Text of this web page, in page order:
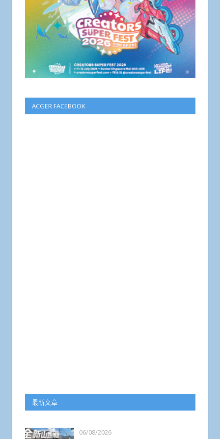
ACGER FACEBOOK
最新文章
06/08/2026